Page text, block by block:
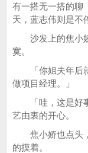
有一搭无一搭的聊
天，蓝志伟则是不
沙发上的焦小娇
寞。
「你姐夫年后就
做项目经理。」
「哇，这是好事
艺由衷的开心。
焦小娇也点头，
的摸着。